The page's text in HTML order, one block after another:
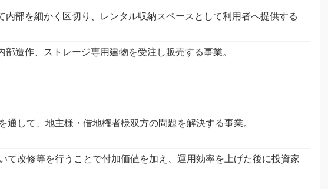
内部を細かく区切り、レンタル収納スペースとして利用者へ提供する
造作、ストレージ専用建物を受注し販売する事業。
通して、地主様・借地権者様双方の問題を解決する事業。
て改修等を行うことで付加価値を加え、運用効率を上げた後に投資家